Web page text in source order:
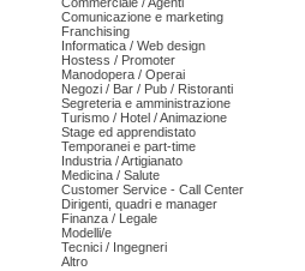
Comunicazione e marketing
Franchising
Informatica / Web design
Hostess / Promoter
Manodopera / Operai
Negozi / Bar / Pub / Ristoranti
Segreteria e amministrazione
Turismo / Hotel / Animazione
Stage ed apprendistato
Temporanei e part-time
Industria / Artigianato
Medicina / Salute
Customer Service - Call Center
Dirigenti, quadri e manager
Finanza / Legale
Modelli/e
Tecnici / Ingegneri
Altro